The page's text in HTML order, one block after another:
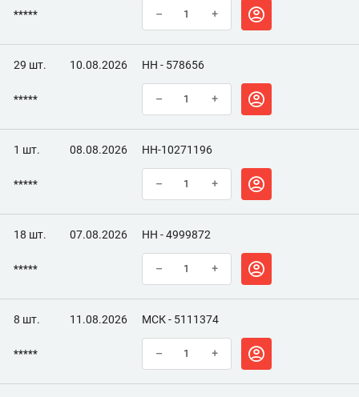
***** – +
29 шт. 10.08.2026 НН - 578656
***** – +
1 шт. 08.08.2026 НН-10271196
***** – +
18 шт. 07.08.2026 НН - 4999872
***** – +
8 шт. 11.08.2026 МСК - 5111374
***** – +